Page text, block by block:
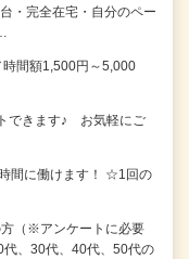
・完全在宅・自分のペー
間額1,500円～5,000
できます♪ お気軽にご
間に働けます！ ☆1回の
（※アンケートに必要
、30代、40代、50代の